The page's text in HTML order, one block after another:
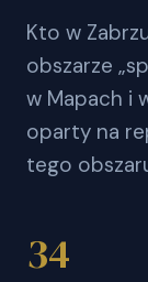
Kto w
obszarze
w Mapach i
oparty na
tego
34